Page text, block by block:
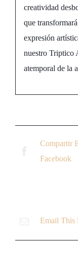
creatividad
que
expresión
nuestro Triptico
atemporal de la
Compartir
Facebook
Email This